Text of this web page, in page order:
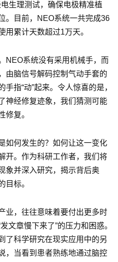
生理测试，确保电极精准植
。目前，NEO系统一共完成36
用累计天数超过1万天。
NEO系统没有采用机械手，而
由脑信号解码控制气动手套的
指“动”起来。令人惊喜的是，
神经修复迹象，我们猜测可能
修复。
如何发生的？如何让这一变化
开。作为科研工作者，我们将
象并深入研究，揭示背后奥
目标。
业，往往意味着要付出更多时
文章慢下来了”的压力和困惑。
了科学研究在现实应用中的另
，当看到患者熟练地通过脑控